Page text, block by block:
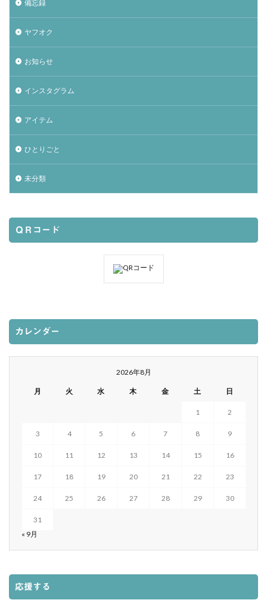
備忘録
ヤフオク
お知らせ
インスタグラム
アイテム
ひとりごと
未分類
ＱＲコード
カレンダー
2026年8月
月 火 水 木 金 土 日
1 2
3 4 5 6 7 8 9
10 11 12 13 14 15 16
17 18 19 20 21 22 23
24 25 26 27 28 29 30
31
« 9月
応援する